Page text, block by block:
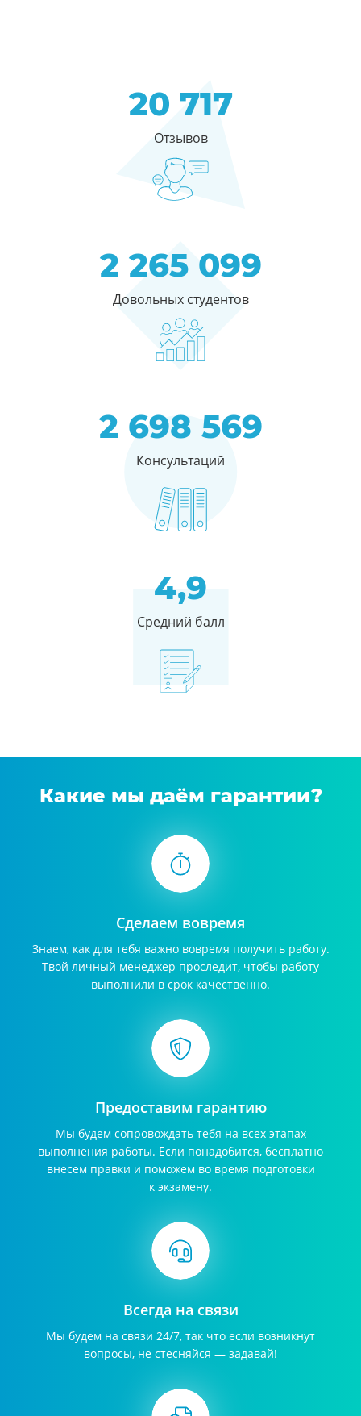
20 717
Отзывов
2 265 099
Довольных студентов
2 698 569
Консультаций
4,9
Средний балл
Какие мы даём гарантии?
Сделаем вовремя
Знаем, как для тебя важно вовремя получить работу.
Твой личный менеджер проследит, чтобы работу
выполнили в срок качественно.
Предоставим гарантию
Мы будем сопровождать тебя на всех этапах
выполнения работы. Если понадобится, бесплатно
внесем правки и поможем во время подготовки
к экзамену.
Всегда на связи
Мы будем на связи 24/7, так что если возникнут
вопросы, не стесняйся — задавай!